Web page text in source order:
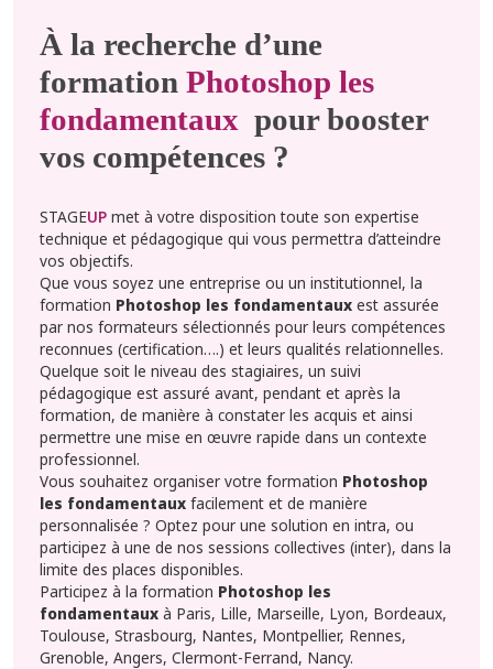
À la recherche d’une
formation Photoshop les
fondamentaux pour booster
vos compétences ?
STAGEUP met à votre disposition toute son expertise
technique et pédagogique qui vous permettra d’atteindre
vos objectifs.
Que vous soyez une entreprise ou un institutionnel, la
formation Photoshop les fondamentaux est assurée
par nos formateurs sélectionnés pour leurs compétences
reconnues (certification….) et leurs qualités relationnelles.
Quelque soit le niveau des stagiaires, un suivi
pédagogique est assuré avant, pendant et après la
formation, de manière à constater les acquis et ainsi
permettre une mise en œuvre rapide dans un contexte
professionnel.
Vous souhaitez organiser votre formation Photoshop
les fondamentaux facilement et de manière
personnalisée ? Optez pour une solution en intra, ou
participez à une de nos sessions collectives (inter), dans la
limite des places disponibles.
Participez à la formation Photoshop les
fondamentaux à Paris, Lille, Marseille, Lyon, Bordeaux,
Toulouse, Strasbourg, Nantes, Montpellier, Rennes,
Grenoble, Angers, Clermont-Ferrand, Nancy.